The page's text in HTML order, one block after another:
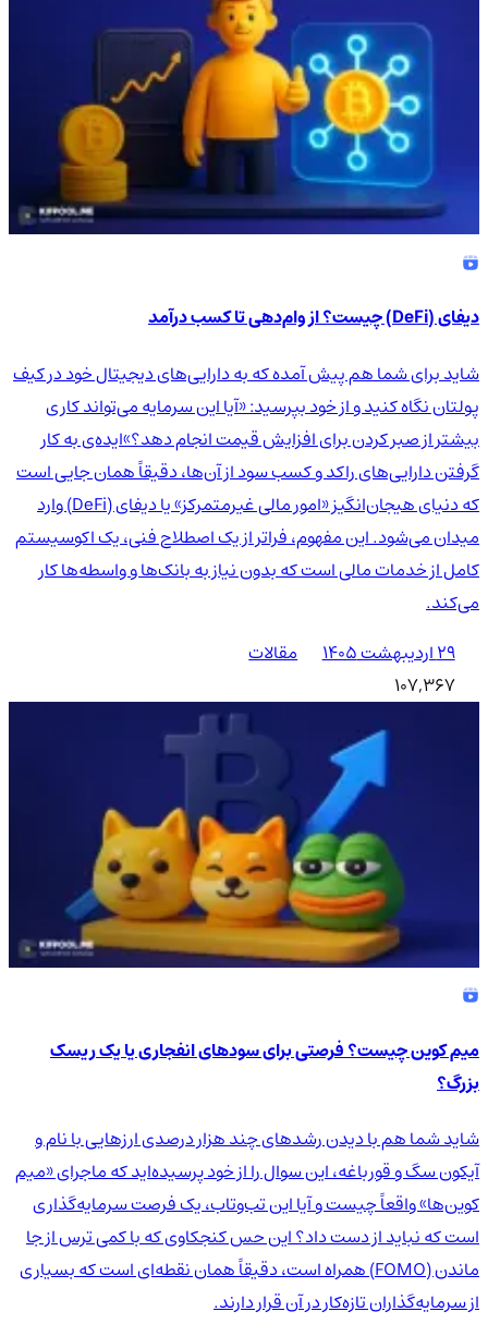
دیفای (DeFi) چیست؟ از وام‌دهی تا کسب درآمد
شاید برای شما هم پیش آمده که به دارایی‌های دیجیتال خود در کیف
پولتان نگاه کنید و از خود بپرسید: «آیا این سرمایه می‌تواند کاری
بیشتر از صبر کردن برای افزایش قیمت انجام دهد؟»ایده‌ی به کار
گرفتن دارایی‌های راکد و کسب سود از آن‌ها، دقیقاً همان جایی است
که دنیای هیجان‌انگیز «امور مالی غیرمتمرکز» یا دیفای (DeFi) وارد
میدان می‌شود. این مفهوم، فراتر از یک اصطلاح فنی، یک اکوسیستم
کامل از خدمات مالی است که بدون نیاز به بانک‌ها و واسطه‌ها کار
می‌کند.
۲۹ اردیبهشت ۱۴۰۵
مقالات
107,367
میم کوین چیست؟ فرصتی برای سودهای انفجاری یا یک ریسک
بزرگ؟
شاید شما هم با دیدن رشدهای چند هزار درصدی ارزهایی با نام و
آیکون سگ و قورباغه، این سوال را از خود پرسیده‌اید که ماجرای «میم
کوین‌ها» واقعاً چیست و آیا این تب‌وتاب، یک فرصت سرمایه‌گذاری
است که نباید از دست داد؟ این حس کنجکاوی که با کمی ترس از جا
ماندن (FOMO) همراه است، دقیقاً همان نقطه‌ای است که بسیاری
از سرمایه‌گذاران تازه‌کار در آن قرار دارند.